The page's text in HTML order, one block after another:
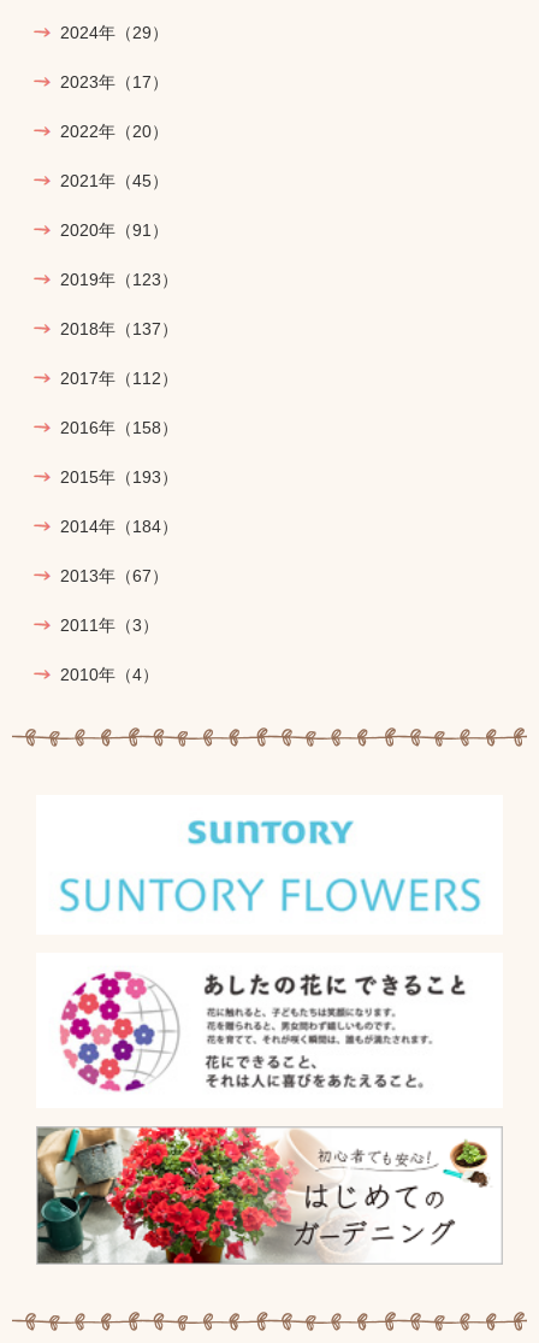
2024年 （29）
2023年 （17）
2022年 （20）
2021年 （45）
2020年 （91）
2019年 （123）
2018年 （137）
2017年 （112）
2016年 （158）
2015年 （193）
2014年 （184）
2013年 （67）
2011年 （3）
2010年 （4）